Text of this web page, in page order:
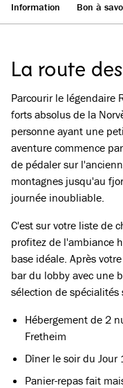
Information Bon à
La route
Parcourir le légendaire
forts absolus de la
personne ayant une
aventure commence
de pédaler sur
montagnes jusqu'au
journée inoubliable.
C'est sur votre liste de
profitez de l'ambiance
base idéale. Après
bar du lobby avec une
sélection de spécialités
Hébergement de 2
Fretheim
Dîner le soir du Jour
Panier-repas fait